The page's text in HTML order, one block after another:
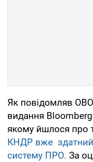
Як повідомляв
видання Bloomberg
якому йшлося про
КНДР вже здатний
систему ПРО. За